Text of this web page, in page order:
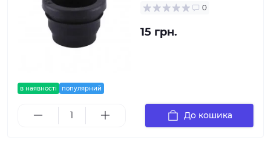
в наявності популярний
0
15 грн.
До кошика